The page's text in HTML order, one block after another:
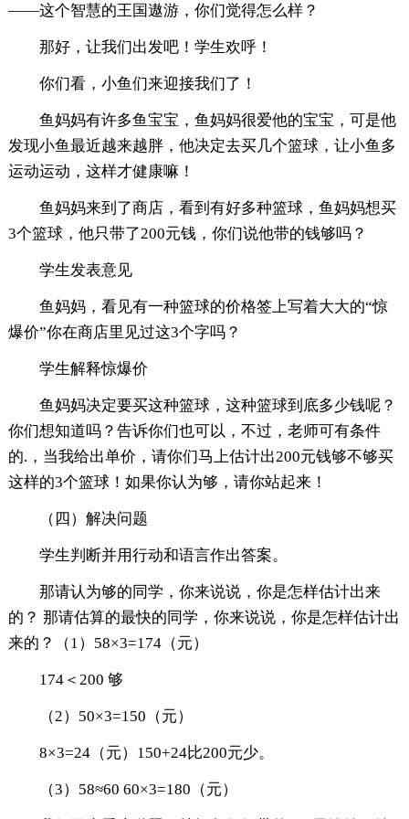
——这个智慧的王国遨游，你们觉得怎么样？
那好，让我们出发吧！学生欢呼！
你们看，小鱼们来迎接我们了！
鱼妈妈有许多鱼宝宝，鱼妈妈很爱他的宝宝，可是他
发现小鱼最近越来越胖，他决定去买几个篮球，让小鱼多
运动运动，这样才健康嘛！
鱼妈妈来到了商店，看到有好多种篮球，鱼妈妈想买
3个篮球，他只带了200元钱，你们说他带的钱够吗？
学生发表意见
鱼妈妈，看见有一种篮球的价格签上写着大大的“惊
爆价”你在商店里见过这3个字吗？
学生解释惊爆价
鱼妈妈决定要买这种篮球，这种篮球到底多少钱呢？
你们想知道吗？告诉你们也可以，不过，老师可有条件
的.，当我给出单价，请你们马上估计出200元钱够不够买
这样的3个篮球！如果你认为够，请你站起来！
（四）解决问题
学生判断并用行动和语言作出答案。
那请认为够的同学，你来说说，你是怎样估计出来
的？ 那请估算的最快的同学，你来说说，你是怎样估计出
来的？（1）58×3=174（元）
174＜200 够
（2）50×3=150（元）
8×3=24（元）150+24比200元少。
（3）58≈60 60×3=180（元）